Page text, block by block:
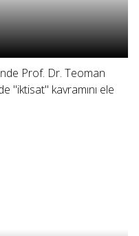
Prof. Dr. Teoman
"iktisat" kavramını ele